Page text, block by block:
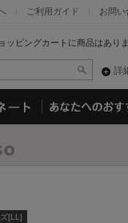
お問い
ご利用ガイド
ッピングカートに商品はあり
詳
[LL]